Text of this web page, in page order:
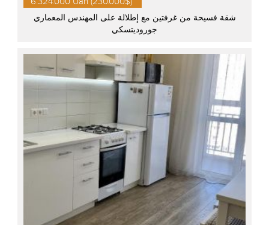
شقة فسيحة من غرفتين مع إطلالة على المهندس المعماري
جوروديتسكي